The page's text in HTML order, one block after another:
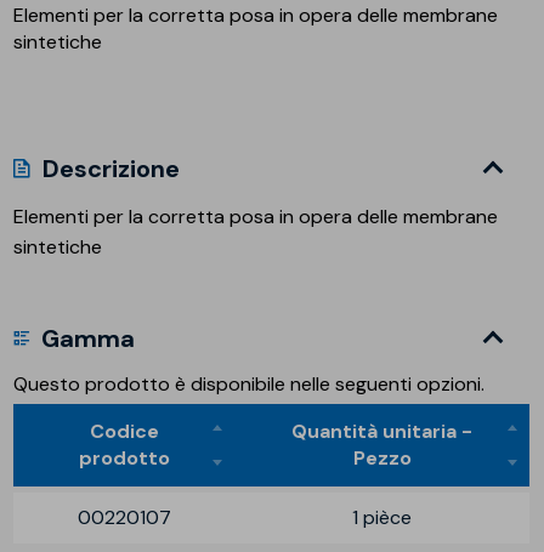
Elementi per la corretta posa in opera delle membrane
sintetiche
Descrizione
Elementi per la corretta posa in opera delle membrane
sintetiche
Gamma
Questo prodotto è disponibile nelle seguenti opzioni.
Codice
prodotto
Quantità unitaria -
Pezzo
00220107 1 pièce